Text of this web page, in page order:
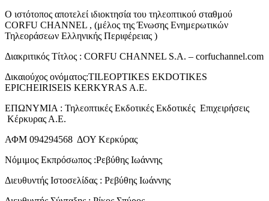
Ο ιστότοπος αποτελεί ιδιοκτησία του τηλεοπτικού σταθμού
CORFU CHANNEL , (μέλος της Ένωσης Ενημερωτικών
Τηλεοράσεων Ελληνικής Περιφέρειας )
Διακριτικός Τίτλος : CORFU CHANNEL S.A. – corfuchannel.com
Δικαιούχος ονόματος:TILEOPTIKES EKDOTIKES
EPICHEIRISEIS KERKYRAS A.E.
ΕΠΩΝΥΜΙΑ : Τηλεοπτικές Εκδοτικές Εκδοτικές Επιχειρήσεις
Κέρκυρας Α.Ε.
ΑΦΜ 094294568 ΔΟΥ Κερκύρας
Νόμιμος Εκπρόσωπος :Ρεβύθης Ιωάννης
Διευθυντής Ιστοσελίδας : Ρεβύθης Ιωάννης